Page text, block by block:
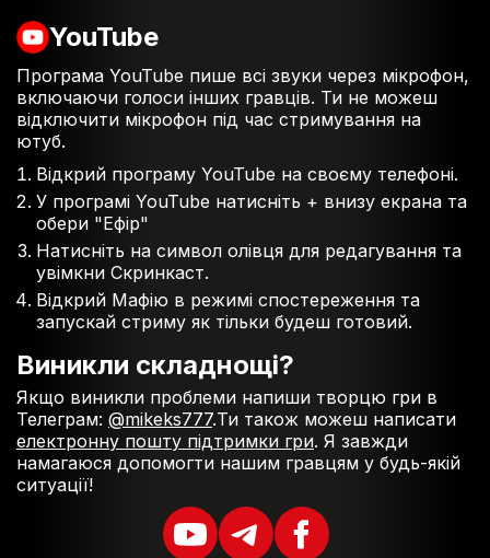
YouTube
Програма YouTube пише всі звуки через мікрофон,
включаючи голоси інших гравців. Ти не можеш
відключити мікрофон під час стримування на
ютуб.
Відкрий програму YouTube на своєму телефоні.
У програмі YouTube натисніть + внизу екрана та
обери "Ефір"
Натисніть на символ олівця для редагування та
увімкни Скринкаст.
Відкрий Мафію в режимі спостереження та
запускай стриму як тільки будеш готовий.
Виникли складнощі?
Якщо виникли проблеми напиши творцю гри в
Телеграм: @mikeks777.Ти також можеш написати
електронну пошту підтримки гри. Я завжди
намагаюся допомогти нашим гравцям у будь-якій
ситуації!